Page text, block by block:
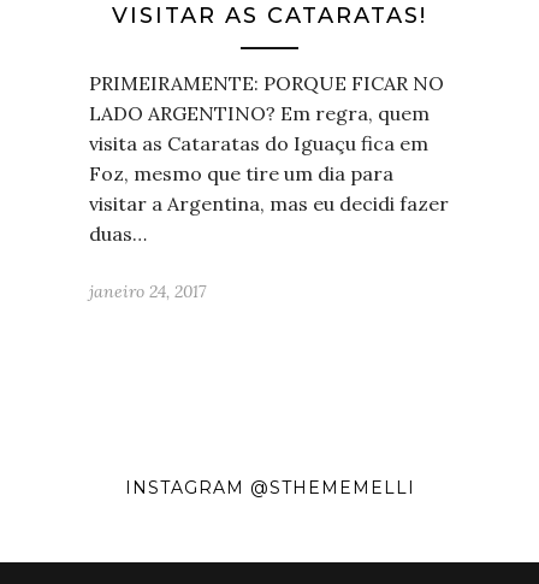
VISITAR AS CATARATAS!
PRIMEIRAMENTE: PORQUE FICAR NO
LADO ARGENTINO? Em regra, quem
visita as Cataratas do Iguaçu fica em
Foz, mesmo que tire um dia para
visitar a Argentina, mas eu decidi fazer
duas…
janeiro 24, 2017
INSTAGRAM @STHEMEMELLI